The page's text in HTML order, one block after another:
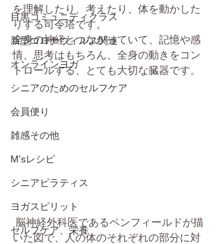
目黒コミュニティクラス
新型コロナウィルス関連
オンラインヨガ
シニアのためのセルフケア
会員便り
雑感その他
M'sレシピ
シニアピラティス
ヨガスピリット
セルフケア、栄養
を理解したり、考えたり、体を動かした
りする司令塔です。
全身の神経とつながっていて、記憶や感
情、思考はもちろん、全身の動きをコン
トロールする、とても大切な臓器です。
いた図で、人の体のそれぞれの部分に対